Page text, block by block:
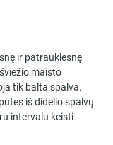
ir patrauklesnę
maisto
tik balta spalva.
iš didelio spalvų
intervalu keisti